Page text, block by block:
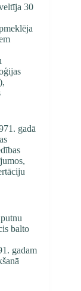
30
gadā
balto
gadam